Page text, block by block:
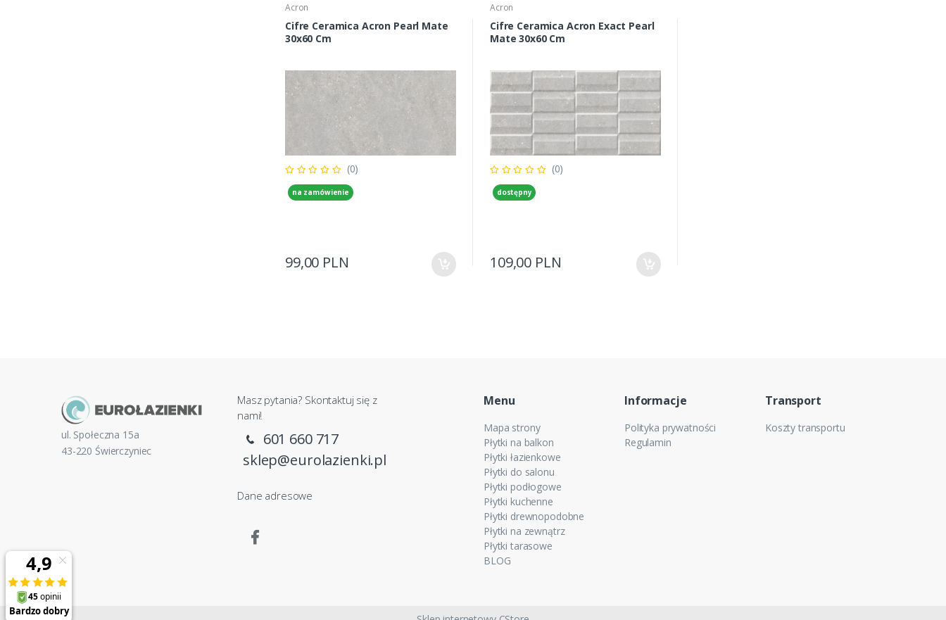
Acron
Cifre Ceramica Acron Pearl Mate
30x60 Cm
(0)
na zamówienie
99,00 PLN
Acron
Cifre Ceramica Acron Exact Pearl
Mate 30x60 Cm
(0)
dostępny
109,00 PLN
ul. Społeczna 15a
43-220 Świerczyniec
Masz pytania? Skontaktuj się z
nami!
601 660 717
sklep@eurolazienki.pl
Dane adresowe
Menu
Mapa strony
Płytki na balkon
Płytki łazienkowe
Płytki do salonu
Płytki podłogowe
Płytki kuchenne
Płytki drewnopodobne
Płytki na zewnątrz
Płytki tarasowe
BLOG
Informacje
Polityka prywatności
Regulamin
Transport
Koszty transportu